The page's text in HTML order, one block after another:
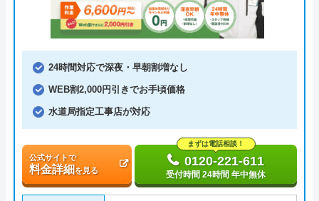
24時間対応で深夜・早朝割増なし
WEB割2,000円引きでお手頃価格
水道局指定工事店が対応
公式サイトで
料金詳細を見る
まずは電話相談！
0120-221-611
受付時間 24時間 年中無休